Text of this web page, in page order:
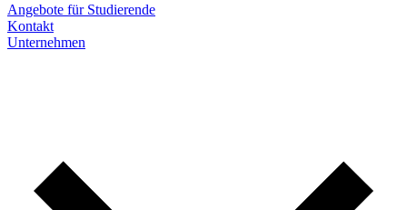
Angebote für Studierende
Kontakt
Unternehmen